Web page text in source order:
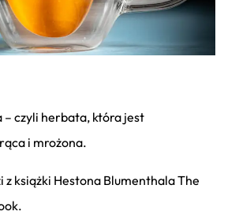
– czyli herbata, która jest
i mrożona.
z książki Hestona Blumenthala The